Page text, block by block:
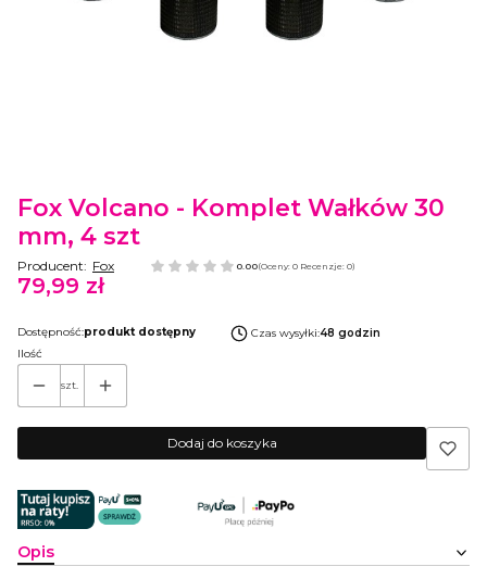
Fox Volcano - Komplet Wałków 30
mm, 4 szt
Producent: Fox 0.00(Oceny: 0 Recenzje: 0)
Cena
79,99 zł
Dostępność:produkt dostępny Czas wysyłki:48 godzin
Ilość
szt.
Dodaj do koszyka
Opis